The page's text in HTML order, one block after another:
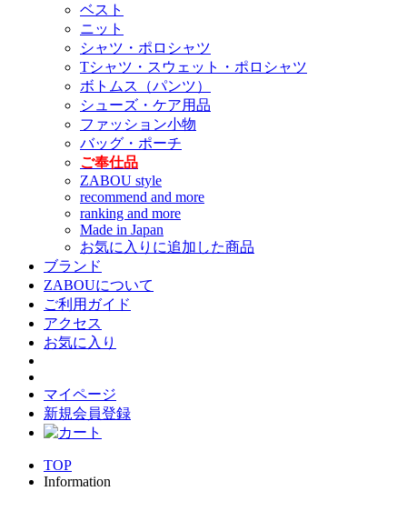
ベスト
ニット
シャツ・ポロシャツ
Tシャツ・スウェット・ポロシャツ
ボトムス（パンツ）
シューズ・ケア用品
ファッション小物
バッグ・ポーチ
ご奉仕品
ZABOU style
recommend and more
ranking and more
Made in Japan
お気に入りに追加した商品
ブランド
ZABOUについて
ご利用ガイド
アクセス
お気に入り
マイページ
新規会員登録
TOP
Information